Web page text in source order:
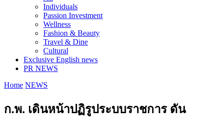
Individuals
Passion Investment
Wellness
Fashion & Beauty
Travel & Dine
Cultural
Exclusive English news
PR NEWS
Home NEWS
ก.พ. เดินหน้าปฏิรูประบบราชการ ดัน